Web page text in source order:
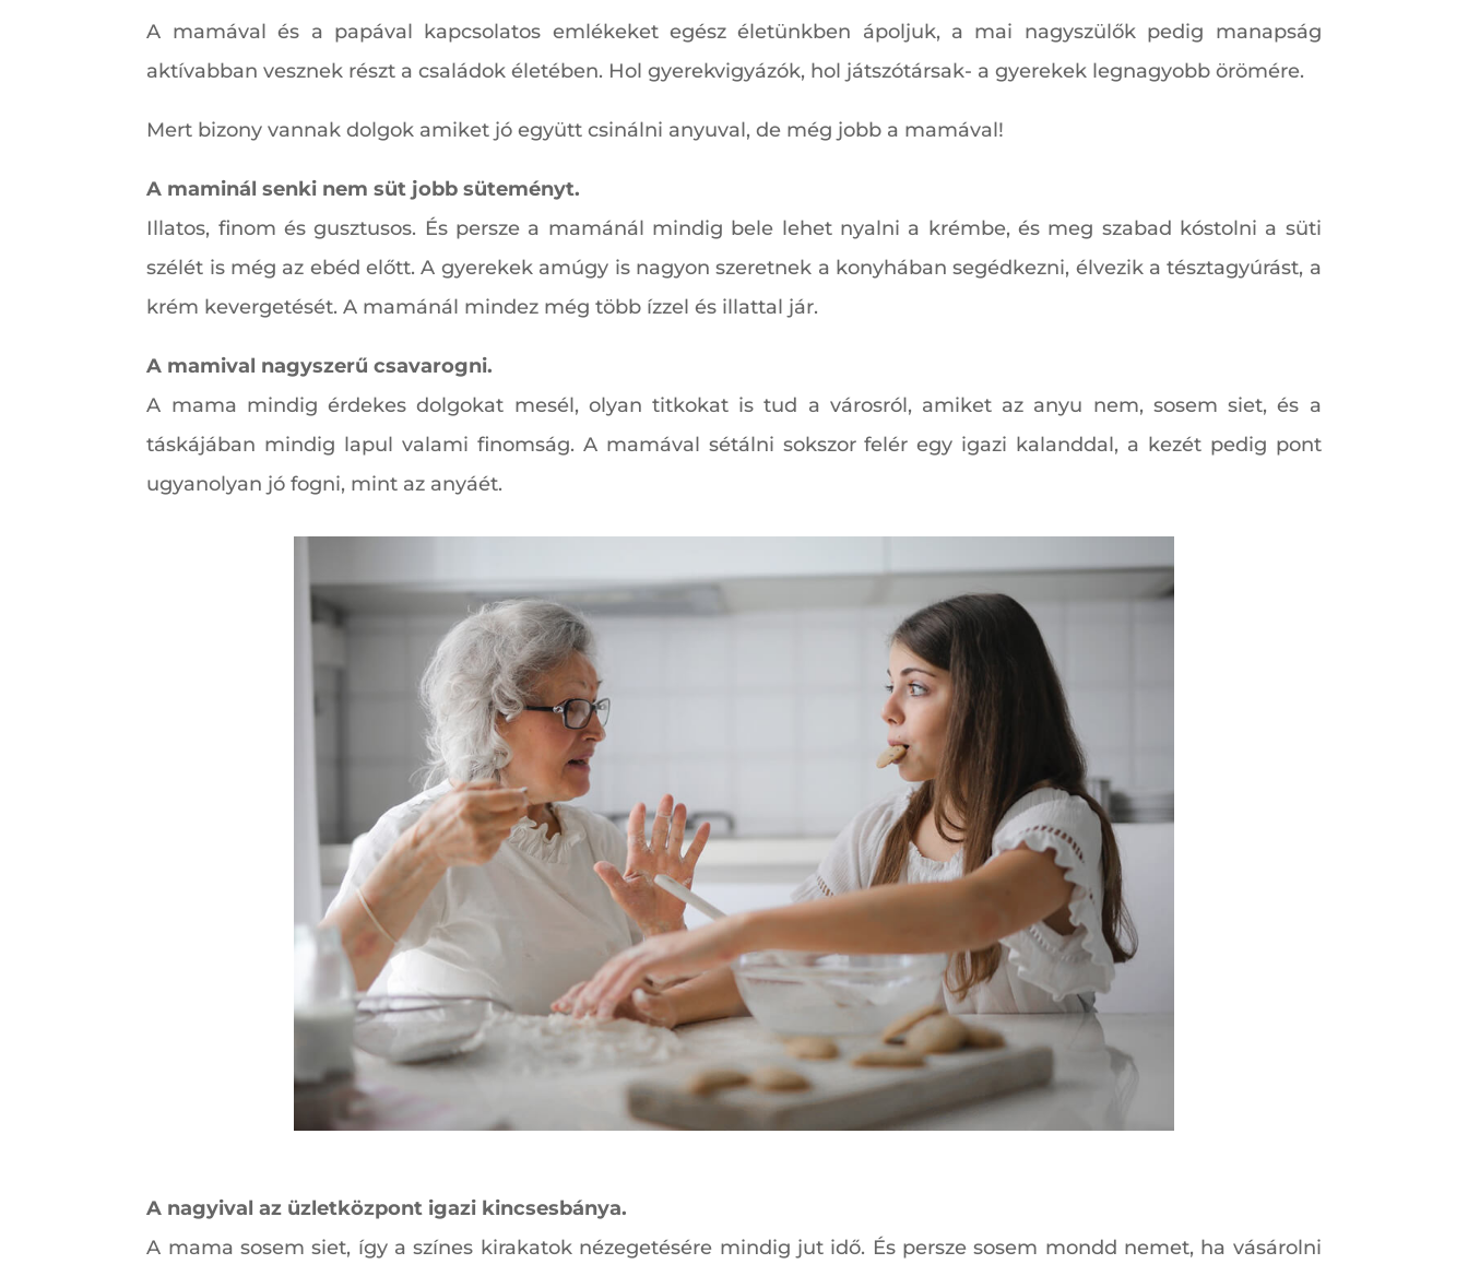
A mamával és a papával kapcsolatos emlékeket egész életünkben ápoljuk, a mai nagyszülők pedig manapság
aktívabban vesznek részt a családok életében. Hol gyerekvigyázók, hol játszótársak- a gyerekek legnagyobb örömére.
Mert bizony vannak dolgok amiket jó együtt csinálni anyuval, de még jobb a mamával!
A maminál senki nem süt jobb süteményt.
Illatos, finom és gusztusos. És persze a mamánál mindig bele lehet nyalni a krémbe, és meg szabad kóstolni a süti
szélét is még az ebéd előtt. A gyerekek amúgy is nagyon szeretnek a konyhában segédkezni, élvezik a tésztagyúrást, a
krém kevergetését. A mamánál mindez még több ízzel és illattal jár.
A mamival nagyszerű csavarogni.
A mama mindig érdekes dolgokat mesél, olyan titkokat is tud a városról, amiket az anyu nem, sosem siet, és a
táskájában mindig lapul valami finomság. A mamával sétálni sokszor felér egy igazi kalanddal, a kezét pedig pont
ugyanolyan jó fogni, mint az anyáét.
A nagyival az üzletközpont igazi kincsesbánya.
A mama sosem siet, így a színes kirakatok nézegetésére mindig jut idő. És persze sosem mondd nemet, ha vásárolni